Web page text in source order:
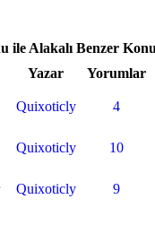
ile Alakalı Benzer
Yazar Yorumlar
Quixoticly 4
Quixoticly 10
Quixoticly 9